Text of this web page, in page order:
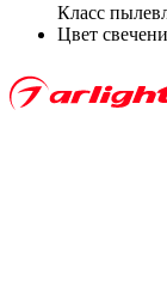
Класс
Цвет